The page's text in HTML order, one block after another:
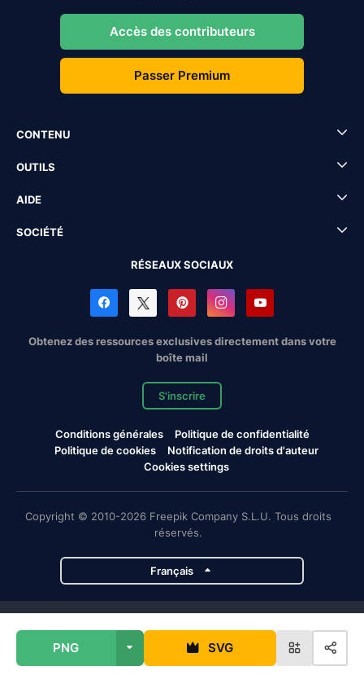
PNG SVG
Accès des contributeurs
Passer Premium
CONTENU
OUTILS
AIDE
SOCIÉTÉ
RÉSEAUX SOCIAUX
Obtenez des ressources exclusives directement dans votre
boîte mail
S'inscrire
Conditions générales
Politique de confidentialité
Politique de cookies
Notification de droits d'auteur
Cookies settings
Copyright © 2010-2026 Freepik Company S.L.U. Tous droits
réservés.
Français